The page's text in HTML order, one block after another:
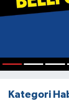
Kategori